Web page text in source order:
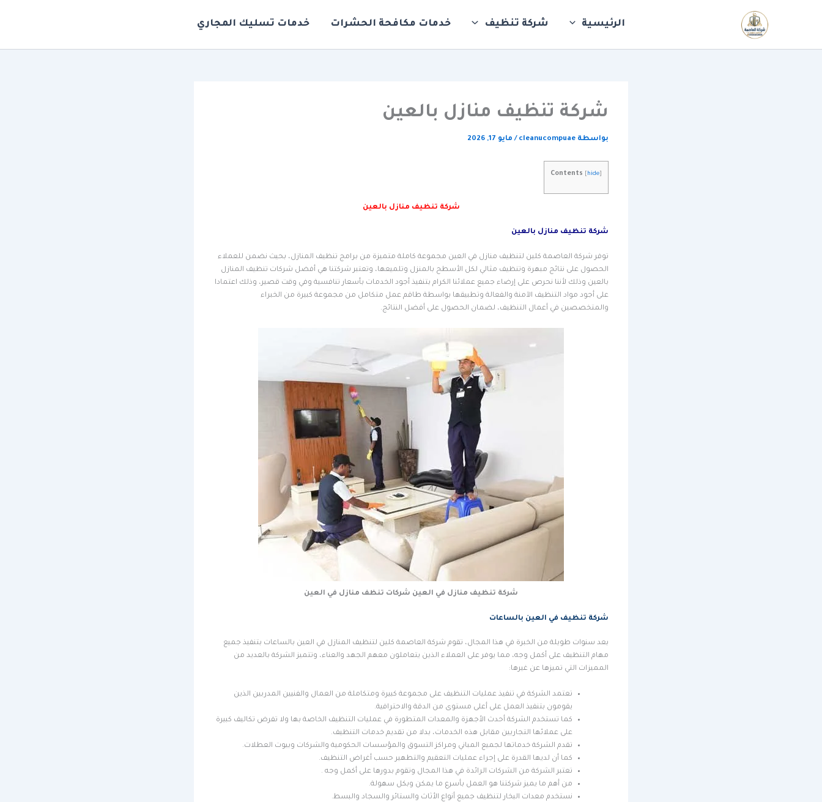
الرئيسية شركة تنظيف خدمات مكافحة الحشرات خدمات تسليك المجاري
شركة تنظيف منازل بالعين
بواسطة cleanucompuae
/ مايو 17, 2026
Contents hide]
شركة تنظيف منازل بالعين
شركة تنظيف منازل بالعين
توفر شركة العاصمة كلين لتنظيف منازل في العين مجموعة كاملة متميزة من برامج تنظيف المنازل، بحيث نضمن للعملاء
الحصول على نتائج مبهرة وتنظيف مثالي لكل الأسطح بالمنزل وتلميعها، وتعتبر شركتنا هي أفضل شركات تنظيف المنازل
بالعين وذلك لأننا نحرص على إرضاء جميع عملائنا الكرام بتنفيذ أجود الخدمات بأسعار تنافسية وفي وقت قصير، وذلك اعتمادا
على أجود مواد التنظيف الآمنة والفعالة وتطبيقها بواسطة طاقم عمل متكامل من مجموعة كبيرة من الخبراء
والمتخصصين في أعمال التنظيف، لضمان الحصول على أفضل النتائج.
شركة تنظيف منازل في العين شركات تنظف منازل في العين
شركة تنظيف في العين بالساعات
بعد سنوات طويلة من الخبرة في هذا المجال، تقوم شركة العاصمة كلين لتنظيف المنازل في العين بالساعات بتنفيذ جميع
مهام التنظيف على أكمل وجه، مما يوفر على العملاء الذين يتعاملون معهم الجهد والعناء، وتتميز الشركة بالعديد من
المميزات التي تميزها عن غيرها:
تعتمد الشركة في تنفيذ عمليات التنظيف على مجموعة كبيرة ومتكاملة من العمال والفنيين المدربين الذين
يقومون بتنفيذ العمل على أعلى مستوى من الدقة والاحترافية.
كما تستخدم الشركة أحدث الأجهزة والمعدات المتطورة في عمليات التنظيف الخاصة بها ولا تفرض تكاليف كبيرة
على عملائها التجاريين مقابل هذه الخدمات، بدلا من تقديم خدمات التنظيف.
تقدم الشركة خدماتها لجميع المباني ومراكز التسوق والمؤسسات الحكومية والشركات وبيوت العطلات.
كما أن لديها القدرة على إجراء عمليات التعقيم والتطهير حسب أغراض التنظيف.
تعتبر الشركة من الشركات الرائدة في هذا المجال وتقوم بدورها على أكمل وجه .
من أهم ما يميز شركتنا هو العمل بأسرع ما يمكن وبكل سهولة.
نستخدم معدات البخار لتنظيف جميع أنواع الأثاث والستائر والسجاد والبسط.
تنظيف
والسجاد
0544405865”